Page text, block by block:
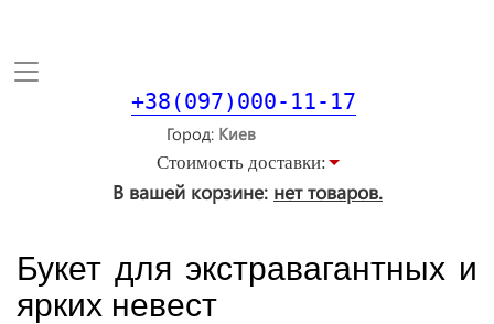
Toggle
+38(097)000-11-17
Город
Стоимость доставки:
В вашей корзине: нет товаров.
Букет для экстравагантных и
ярких невест